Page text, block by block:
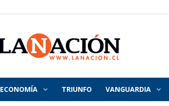
La
ECONOMÍA TRIUNFO VANGUARDIA